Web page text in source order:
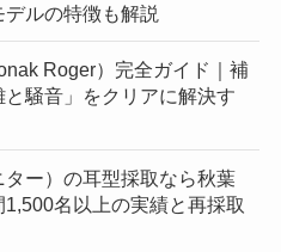
ルの特徴も解説
Roger）完全ガイド｜補
騒音」をクリアに解決す
ー）の耳型採取なら秋葉
名以上の実績と再採取